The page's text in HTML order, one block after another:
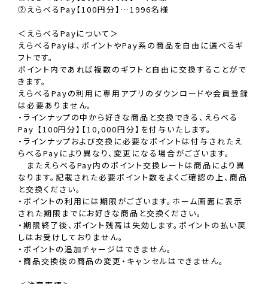
②えらべるPay【100円分】…1996名様
＜えらべるPayについて＞
えらべるPayは、ポイントやPay系の商品を自由に選べるギ
フトです。
ポイント内であれば複数のギフトと自由に交換することがで
きます。
えらべるPayの利用に専用アプリのダウンロードや会員登録
は必要ありません。
・ラインナップの中から好きな商品と交換できる、えらべる
Pay 【100円分】【10,000円分】を付与いたします。
・ラインナップおよび交換に必要なポイントは付与されたえ
らべるPayにより異なり、変更になる場合がございます。
またえらべるPay内のポイント交換レートは商品により異
なります。記載された必要ポイント数をよくご確認の上、商品
と交換ください。
・ポイントの利用には期限がございます。ホーム画面に表示
された期限までにお好きな商品と交換ください。
・期限終了後、ポイント残高は失効します。ポイントの払い戻
しはお受けしておりません。
・ポイントの追加チャージはできません。
・商品交換後の商品の変更・キャンセルはできません。